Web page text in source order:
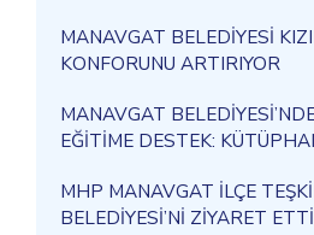
MANAVGAT BELEDİYESİ
KONFORUNU ARTIRIYOR
MANAVGAT
EĞİTİME DESTEK:
MHP MANAVGAT İLÇE
BELEDİYESİ’Nİ ZİYARET ETTİ